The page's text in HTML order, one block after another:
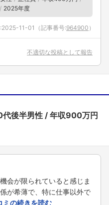
2025年度
2025-11-01 （記事番号:964900 ）
不適切な投稿として報告
代後半男性
年収900万円
会が限られていると感じま
が希薄で、特に仕事以外で
ミの続きを読む